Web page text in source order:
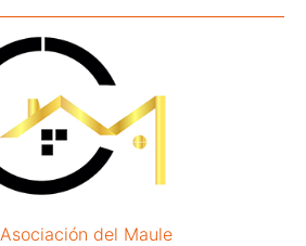
Asociación del Maule